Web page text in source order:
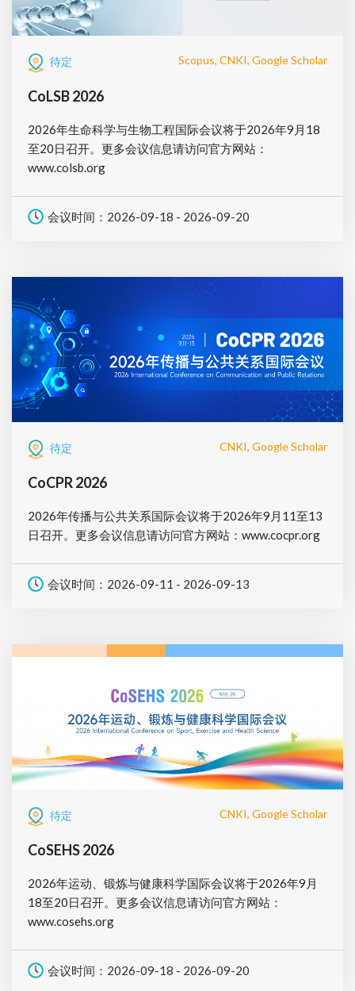
待定 Scopus, CNKI, Google Scholar
CoLSB 2026
2026年生命科学与生物工程国际会议将于2026年9月18
至20日召开。更多会议信息请访问官方网站：
www.colsb.org
会议时间：2026-09-18 - 2026-09-20
待定 CNKI, Google Scholar
CoCPR 2026
2026年传播与公共关系国际会议将于2026年9月11至13
日召开。更多会议信息请访问官方网站：www.cocpr.org
会议时间：2026-09-11 - 2026-09-13
待定 CNKI, Google Scholar
CoSEHS 2026
2026年运动、锻炼与健康科学国际会议将于2026年9月
18至20日召开。更多会议信息请访问官方网站：
www.cosehs.org
会议时间：2026-09-18 - 2026-09-20